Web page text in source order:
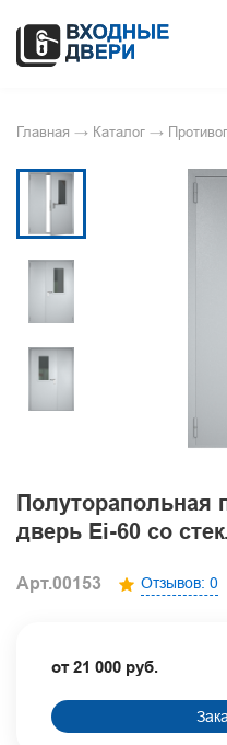
Главная → Каталог →
Полуторапольная
дверь Ei-60 со
Арт.00153 Отзывов: 0
от 21 000 руб.